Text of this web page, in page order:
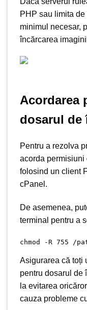
PHP sau limita
minimul necesar,
încărcarea
Acordarea
dosarul de
Pentru a rezolva
acorda permisiuni
folosind un client
cPanel.
De asemenea,
terminal pentru a
chmod -R 755 /
Asigurarea că toți
pentru dosarul de
la evitarea
cauza probleme